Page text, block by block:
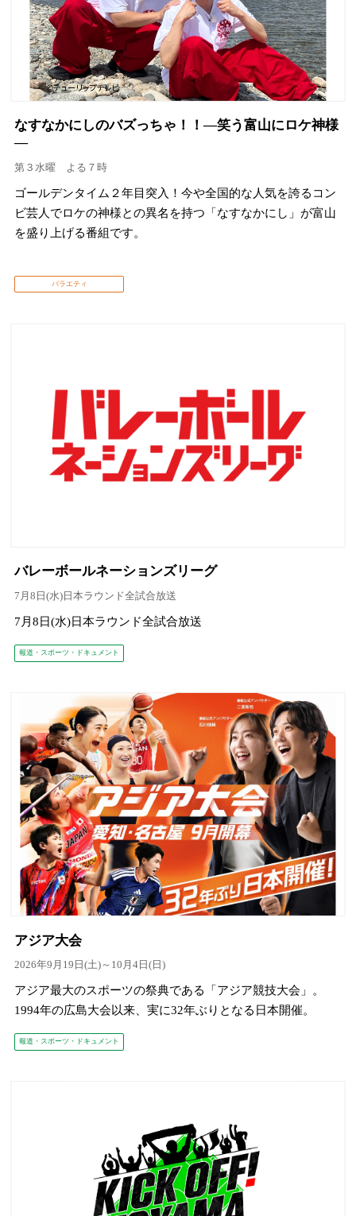
なすなかにしのバズっちゃ！！―笑う富山にロケ神様
―
第３水曜 よる７時
ゴールデンタイム２年目突入！今や全国的な人気を誇るコン
ビ芸人でロケの神様との異名を持つ「なすなかにし」が富山
を盛り上げる番組です。
バラエティ
バレーボールネーションズリーグ
7月8日(水)日本ラウンド全試合放送
7月8日(水)日本ラウンド全試合放送
報道・スポーツ・ドキュメント
アジア大会
2026年9月19日(土)～10月4日(日)
アジア最大のスポーツの祭典である「アジア競技大会」。
1994年の広島大会以来、実に32年ぶりとなる日本開催。
報道・スポーツ・ドキュメント